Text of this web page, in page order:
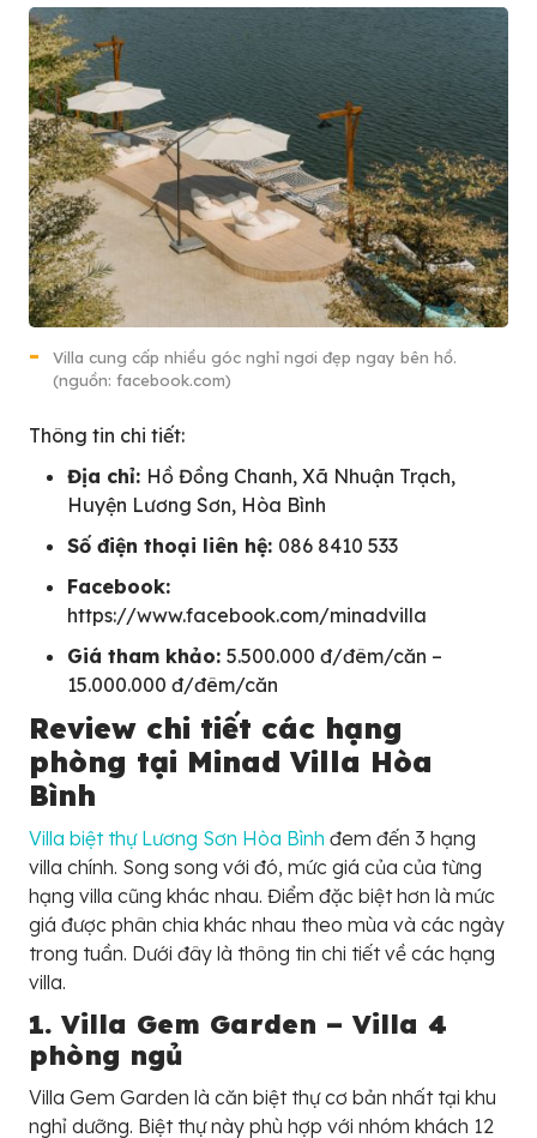
Villa cung cấp nhiều góc nghỉ ngơi đẹp ngay bên hồ.
(nguồn: facebook.com)
Thông tin chi tiết:
Địa chỉ: Hồ Đồng Chanh, Xã Nhuận Trạch,
Huyện Lương Sơn, Hòa Bình
Số điện thoại liên hệ: 086 8410 533
Facebook:
https://www.facebook.com/minadvilla
Giá tham khảo: 5.500.000 đ/đêm/căn –
15.000.000 đ/đêm/căn
Review chi tiết các hạng
phòng tại Minad Villa Hòa
Bình
Villa biệt thự Lương Sơn Hòa Bình đem đến 3 hạng
villa chính. Song song với đó, mức giá của của từng
hạng villa cũng khác nhau. Điểm đặc biệt hơn là mức
giá được phân chia khác nhau theo mùa và các ngày
trong tuần. Dưới đây là thông tin chi tiết về các hạng
villa.
1. Villa Gem Garden – Villa 4
phòng ngủ
Villa Gem Garden là căn biệt thự cơ bản nhất tại khu
nghỉ dưỡng. Biệt thự này phù hợp với nhóm khách 12